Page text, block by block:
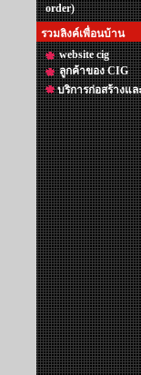
order)
รวมลิงค์เพื่อนบ้าน
website cig
ลูกค้าของ CIG
บริการก่อสร้างแล